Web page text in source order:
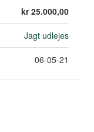
kr 25.000,00
Jagt udlejes
06-05-21